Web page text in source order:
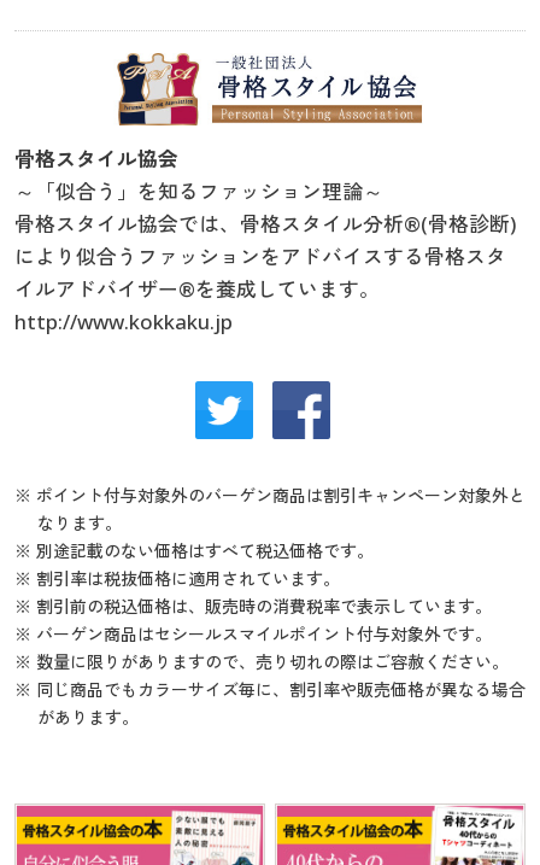
骨格スタイル協会
～「似合う」を知るファッション理論～
骨格スタイル協会では、骨格スタイル分析®(骨格診断)
により似合うファッションをアドバイスする骨格スタ
イルアドバイザー®を養成しています。
http://www.kokkaku.jp
※ ポイント付与対象外のバーゲン商品は割引キャンペーン対象外と
なります。
※ 別途記載のない価格はすべて税込価格です。
※ 割引率は税抜価格に適用されています。
※ 割引前の税込価格は、販売時の消費税率で表示しています。
※ バーゲン商品はセシールスマイルポイント付与対象外です。
※ 数量に限りがありますので、売り切れの際はご容赦ください。
※ 同じ商品でもカラーサイズ毎に、割引率や販売価格が異なる場合
があります。